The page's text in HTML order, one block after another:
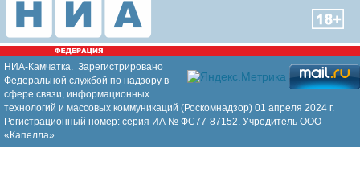
НИА-Камчатка. Зарегистрировано
Федеральной службой по надзору в
сфере связи, информационных
технологий и массовых коммуникаций (Роскомнадзор) 01 апреля 2024 г.
Регистрационный номер: серия ИА № ФС77-87152. Учредитель ООО
«Капелла».